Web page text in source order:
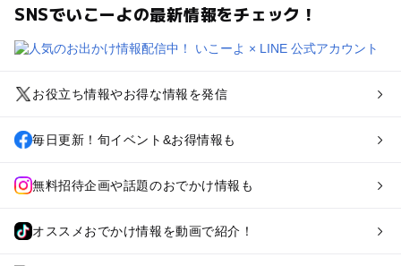
SNSでいこーよの最新情報をチェック！
お役立ち情報やお得な情報を発信
毎日更新！旬イベント&お得情報も
無料招待企画や話題のおでかけ情報も
オススメおでかけ情報を動画で紹介！